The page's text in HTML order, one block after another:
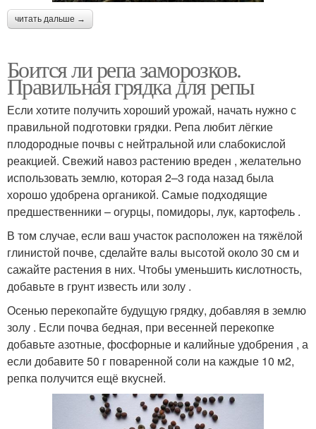
читать дальше →
Боится ли репа заморозков.
Правильная грядка для репы
Если хотите получить хороший урожай, начать нужно с
правильной подготовки грядки. Репа любит лёгкие
плодородные почвы с нейтральной или слабокислой
реакцией. Свежий навоз растению вреден , желательно
использовать землю, которая 2–3 года назад была
хорошо удобрена органикой. Самые подходящие
предшественники – огурцы, помидоры, лук, картофель .
В том случае, если ваш участок расположен на тяжёлой
глинистой почве, сделайте валы высотой около 30 см и
сажайте растения в них. Чтобы уменьшить кислотность,
добавьте в грунт известь или золу .
Осенью перекопайте будущую грядку, добавляя в землю
золу . Если почва бедная, при весенней перекопке
добавьте азотные, фосфорные и калийные удобрения , а
если добавите 50 г поваренной соли на каждые 10 м2,
репка получится ещё вкусней.